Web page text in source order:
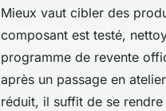
Mieux vaut cibler des
composant est testé,
programme de revente
après un passage en
réduit, il suffit de se rendre